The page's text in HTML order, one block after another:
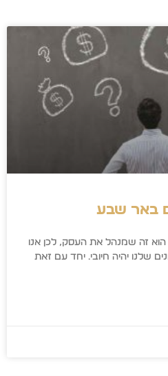
באר שבע
זה שמנהל את העסק, לכן אנו
שלנו יהיה חיובי. יחד עם זאת